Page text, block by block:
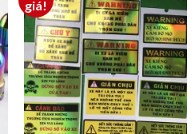
giá!
vào
yêu
thích